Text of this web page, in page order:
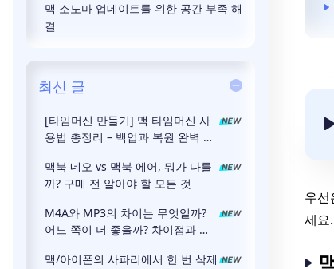
맥 소노마 업데이트를 위한 공간 부족 해
결
최신 글
[타임머신 만들기] 맥 타임머신 사
용법 총정리 – 백업과 복원 완벽 가
맥북 네오 vs 맥북 에어, 뭐가 다를
까? 구매 전 알아야 할 모든 것
M4A와 MP3의 차이는 무엇일까?
어느 쪽이 더 좋을까? 차이점과 장
맥/아이폰의 사파리에서 한 번 삭제
우선
세요.